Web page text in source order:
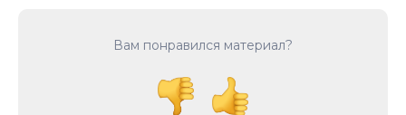
Вам понравился материал?